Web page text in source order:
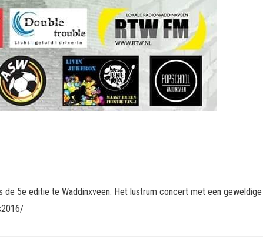
5e editie te Waddinxveen. Het lustrum concert met een